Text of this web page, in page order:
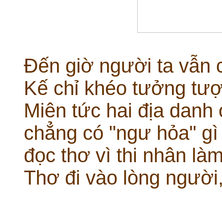
Đến giờ người ta vẫn
Kế chỉ khéo tưởng
Miên tức hai địa danh
chẳng có "ngư hỏa"
đọc thơ vì thi nhân
Thơ đi vào lòng